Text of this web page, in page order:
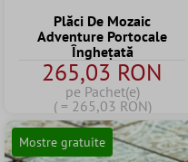
Plăci De Mozaic
Adventure Portocale
Înghețată
265,03 RON
pe Pachet(e)
( = 265,03 RON)
Mostre gratuite